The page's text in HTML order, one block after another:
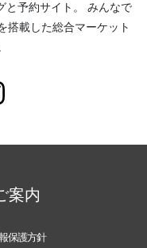
予約サイト。
みんなで
搭載した総合マーケット
案内
保護方針